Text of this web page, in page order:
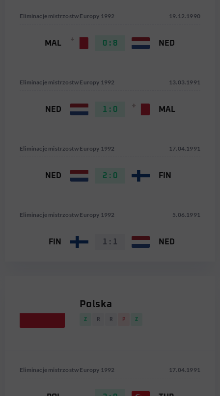
Eliminacje mistrzostw Europy 1992 19.12.1990
MAL 0 : 8 NED
Eliminacje mistrzostw Europy 1992 13.03.1991
NED 1 : 0 MAL
Eliminacje mistrzostw Europy 1992 17.04.1991
NED 2 : 0 FIN
Eliminacje mistrzostw Europy 1992 5.06.1991
FIN 1 : 1 NED
Polska
Z R R P Z
Eliminacje mistrzostw Europy 1992 17.04.1991